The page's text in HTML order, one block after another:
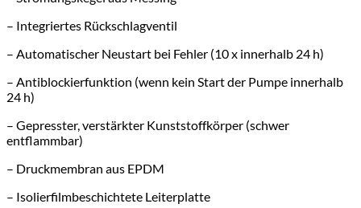
– Integriertes Rückschlagventil
– Automatischer Neustart bei Fehler (10 x innerhalb 24 h)
– Antiblockierfunktion (wenn kein Start der Pumpe innerhalb
24 h)
– Gepresster, verstärkter Kunststoffkörper (schwer
entflammbar)
– Druckmembran aus EPDM
– Isolierfilmbeschichtete Leiterplatte